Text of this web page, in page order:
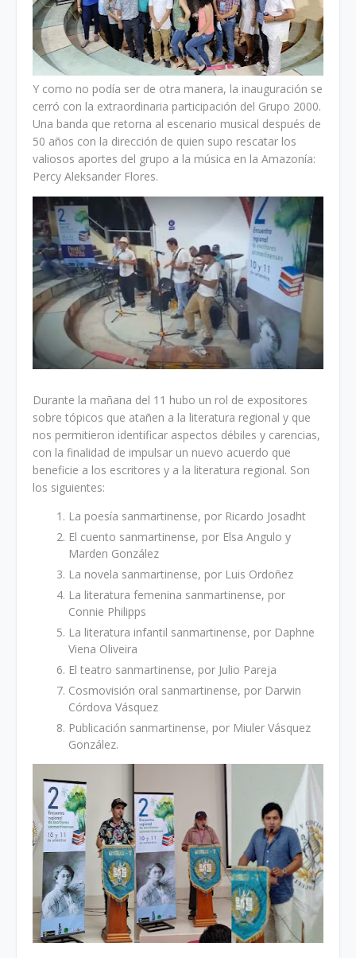
Y como no podía ser de otra manera, la inauguración se
cerró con la extraordinaria participación del Grupo 2000.
Una banda que retorna al escenario musical después de
50 años con la dirección de quien supo rescatar los
valiosos aportes del grupo a la música en la Amazonía:
Percy Aleksander Flores.
Durante la mañana del 11 hubo un rol de expositores
sobre tópicos que atañen a la literatura regional y que
nos permitieron identificar aspectos débiles y carencias,
con la finalidad de impulsar un nuevo acuerdo que
beneficie a los escritores y a la literatura regional. Son
los siguientes:
La poesía sanmartinense, por Ricardo Josadht
El cuento sanmartinense, por Elsa Angulo y
Marden González
La novela sanmartinense, por Luis Ordoñez
La literatura femenina sanmartinense, por
Connie Philipps
La literatura infantil sanmartinense, por Daphne
Viena Oliveira
El teatro sanmartinense, por Julio Pareja
Cosmovisión oral sanmartinense, por Darwin
Córdova Vásquez
Publicación sanmartinense, por Miuler Vásquez
González.